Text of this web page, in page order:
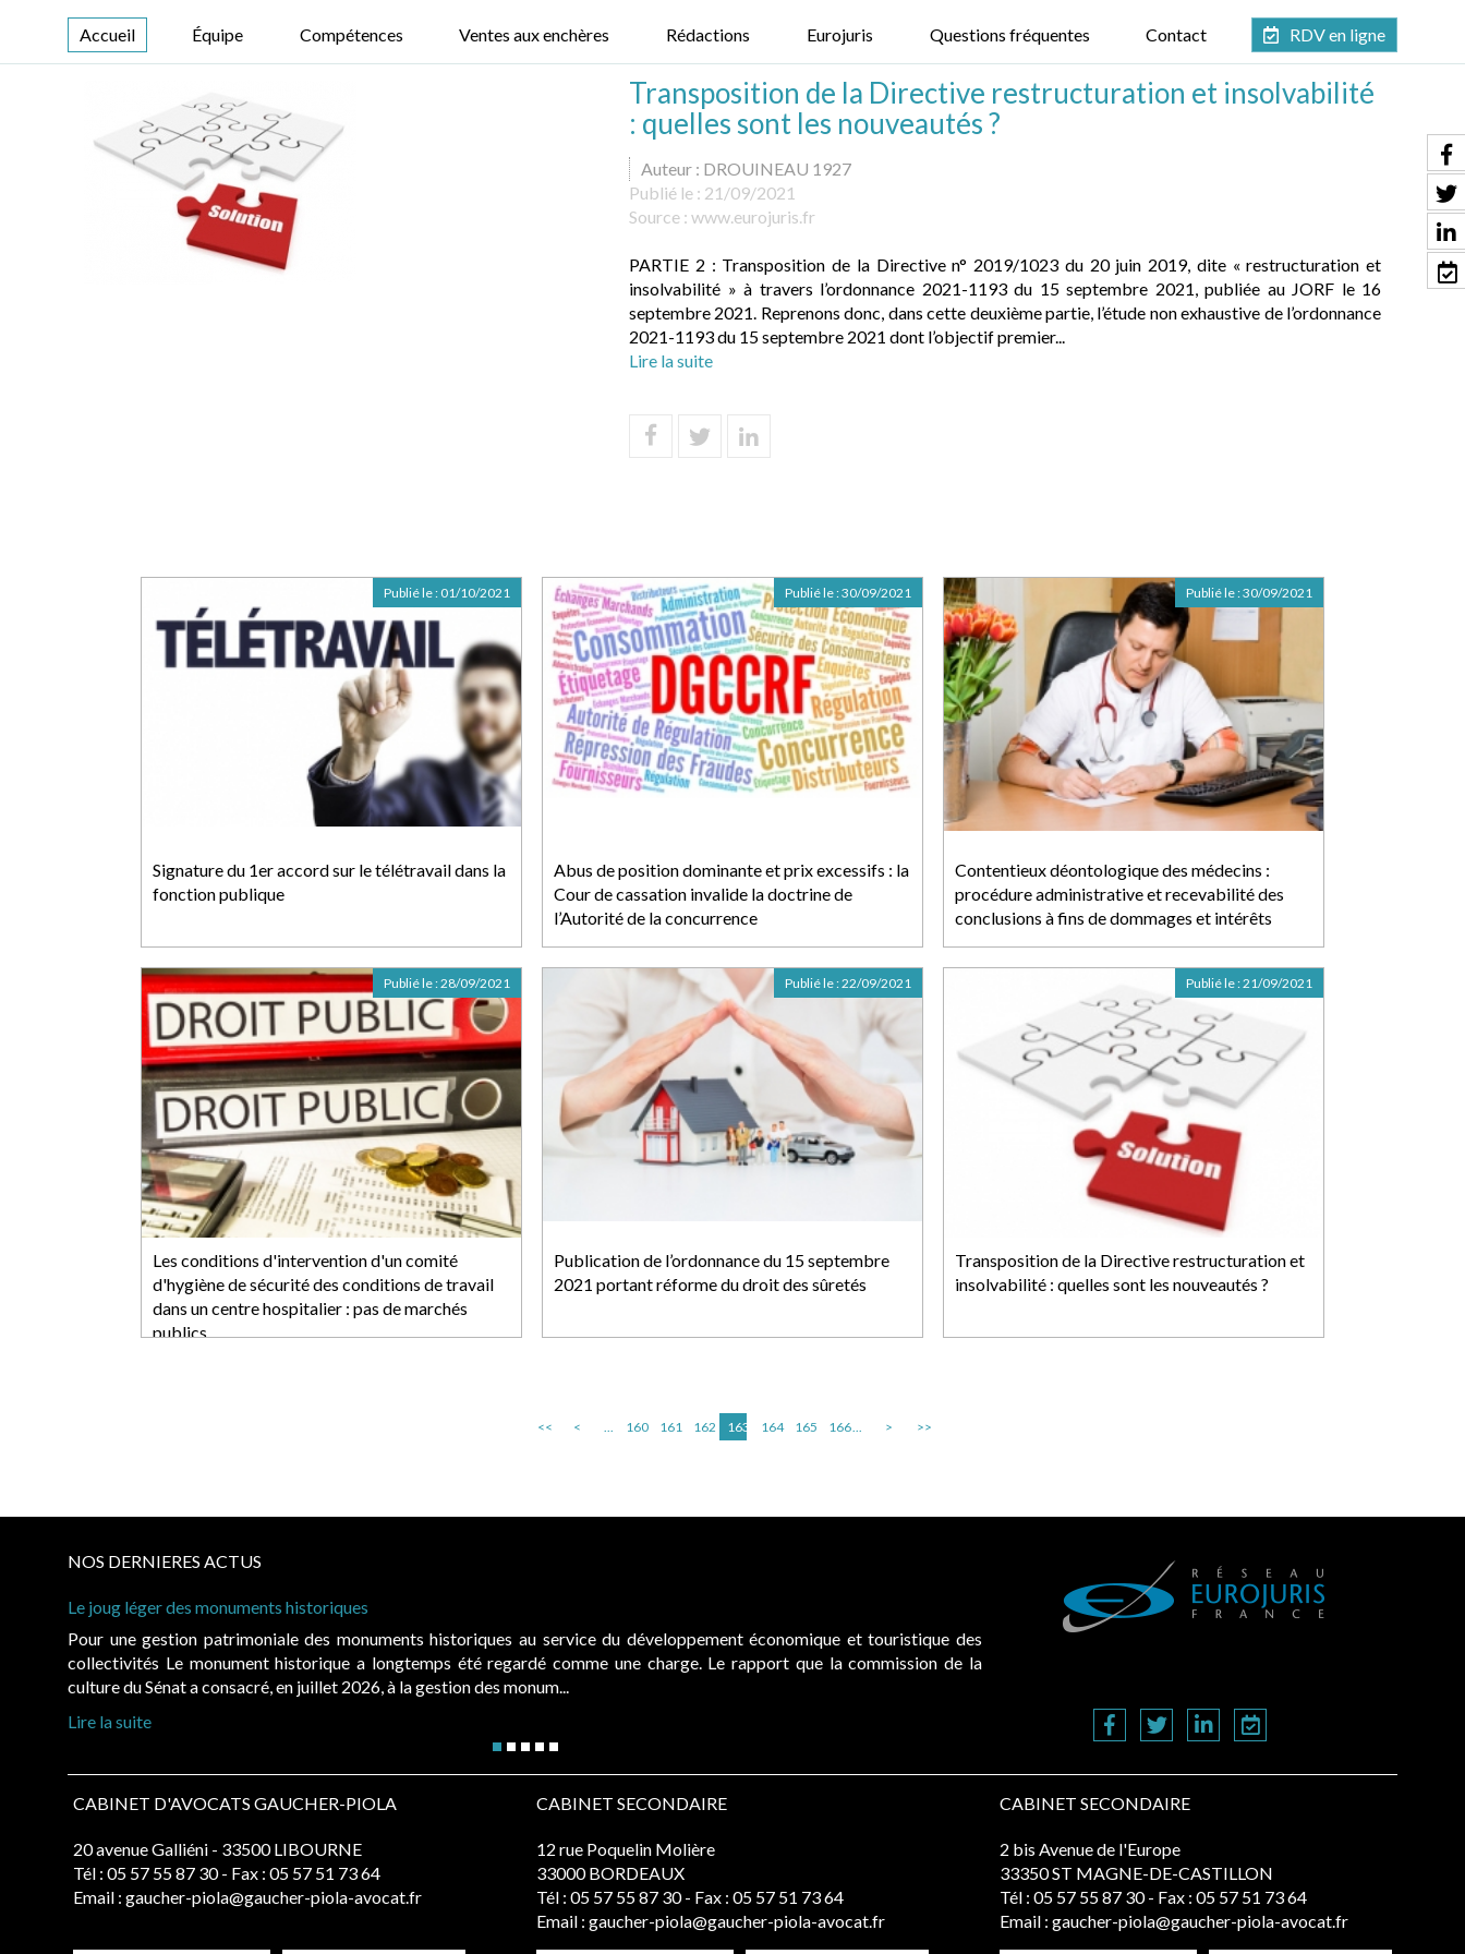
Accueil Équipe Compétences Ventes aux enchères Rédactions Eurojuris Questions fréquentes Contact RDV en ligne
Transposition de la Directive restructuration et insolvabilité
: quelles sont les nouveautés ?
Auteur : DROUINEAU 1927
Publié le : 21/09/2021
Source : www.eurojuris.fr
PARTIE 2 : Transposition de la Directive n° 2019/1023 du 20 juin 2019, dite « restructuration et
insolvabilité » à travers l’ordonnance 2021-1193 du 15 septembre 2021, publiée au JORF le 16
septembre 2021. Reprenons donc, dans cette deuxième partie, l’étude non exhaustive de l’ordonnance
2021-1193 du 15 septembre 2021 dont l’objectif premier...
Lire la suite
Signature du 1er accord sur le télétravail dans la
fonction publique
Publié le : 01/10/2021
Abus de position dominante et prix excessifs : la
Cour de cassation invalide la doctrine de
l’Autorité de la concurrence
Publié le :30/09/2021
Contentieux déontologique des médecins :
procédure administrative et recevabilité des
conclusions à fins de dommages et intérêts
Publié le :30/09/2021
Les conditions d'intervention d'un comité
d'hygiène de sécurité des conditions de travail
dans un centre hospitalier : pas de marchés
publics
Publié le :28/09/2021
Publication de l’ordonnance du 15 septembre
2021 portant réforme du droit des sûretés
Publié le :22/09/2021
Transposition de la Directive restructuration et
insolvabilité : quelles sont les nouveautés ?
Publié le :21/09/2021
<< < ... 160 161 162 163 164 165 166... > >>
NOS DERNIERES ACTUS
Le joug léger des monuments historiques
Pour une gestion patrimoniale des monuments historiques au service du développement économique et touristique des
collectivités Le monument historique a longtemps été regardé comme une charge. Le rapport que la commission de la
culture du Sénat a consacré, en juillet 2026, à la gestion des monum...
Lire la suite
CABINET D'AVOCATS GAUCHER-PIOLA
20 avenue Galliéni - 33500 LIBOURNE
Tél : 05 57 55 87 30 - Fax : 05 57 51 73 64
Email : gaucher-piola@gaucher-piola-avocat.fr
CABINET SECONDAIRE
12 rue Poquelin Molière
33000 BORDEAUX
Tél : 05 57 55 87 30 - Fax : 05 57 51 73 64
Email : gaucher-piola@gaucher-piola-avocat.fr
CABINET SECONDAIRE
2 bis Avenue de l'Europe
33350 ST MAGNE-DE-CASTILLON
Tél : 05 57 55 87 30 - Fax : 05 57 51 73 64
Email : gaucher-piola@gaucher-piola-avocat.fr